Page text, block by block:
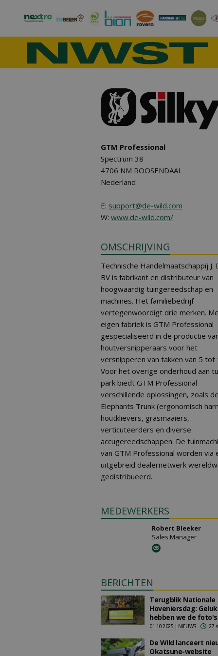
GTM Professional
Spectrum 38
4706 NM ROOSENDAAL
Nederland
E: support@de-wild.com
W: www.de-wild.com/
OMSCHRIJVING
Technische Handelmaatschappij J.
BV is fabrikant en distributeur van
hoogwaardig tuingereedschap en
machines. Het familiebedrijf
vertegenwoordigt drie merken.
eigen fabriek is GTM Professional
gespecialiseerd in de productie
houtversnipperaars voor het
versnipperen van takken van 5 tot
Voor het overige onderhoud aan
park biedt GTM Professional
verschillende oplossingen, zoals de
Elephants Trunk (ergonomisch
houtklievers, grasmaaiers,
verticuteerders en diverse
accugereedschappen. De
van GTM Professional worden via
uitgebreid dealernetwerk
gedistribueerd.
MEDEWERKERS
Robert Bleeker
Sales Manager
BERICHTEN
Terugblik Nationale
Hoveniersdag:
hebben we de
01-10-2025 | NIEUWS 27
De Wild lanceert
Okatsune-website